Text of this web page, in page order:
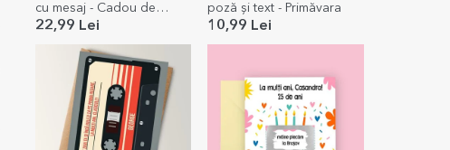
cu mesaj - Cadou de
Crăciun
22,99 Lei
poză și text - Primăvara
10,99 Lei